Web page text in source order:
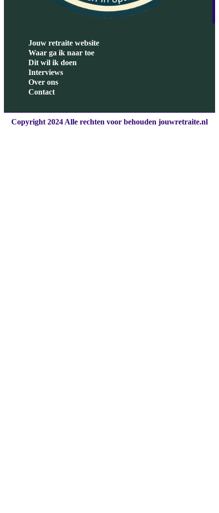
Jouw retraite website
Waar ga ik naar toe
Dit wil ik doen
Interviews
Over ons
Contact
Copyright 2024 Alle rechten voor behouden jouwretraite.nl